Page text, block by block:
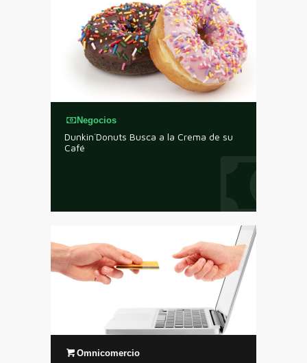
Negocios
Dunkin´Donuts Busca a la Crema de su
Café
Omnicomercio